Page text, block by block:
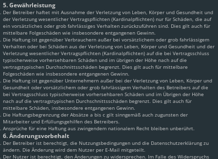
5. Gewährleistung
Der Betreiber haftet mit Ausnahme der Verletzung von Leben, Körper und Gesundheit und
der Verletzung wesentlicher Vertragspflichten (Kardinalpflichten) nur für Schäden, die auf
ein vorsätzliches oder grob fahrlässiges Verhalten zurückzuführen sind. Dies gilt auch für
mittelbare Folgeschäden wie insbesondere entgangenen Gewinn.
Die Haftung ist gegenüber Verbrauchern außer bei vorsätzlichem oder grob fahrlässigem
Verhalten oder bei Schäden aus der Verletzung von Leben, Körper und Gesundheit und der
Verletzung wesentlicher Vertragspflichten (Kardinalpflichten) auf die bei Vertragsschluss
typischerweise vorhersehbaren Schäden und im übrigen der Höhe nach auf die
vertragstypischen Durchschnittsschäden begrenzt. Dies gilt auch für mittelbare
Folgeschäden wie insbesondere entgangenen Gewinn.
Die Haftung ist gegenüber Unternehmern außer bei der Verletzung von Leben, Körper und
Gesundheit oder vorsätzlichem oder grob fahrlässigem Verhalten des Betreibers auf die
bei Vertragsschluss typischerweise vorhersehbaren Schäden und im Übrigen der Höhe
nach auf die vertragstypischen Durchschnittsschäden begrenzt. Dies gilt auch für
mittelbare Schäden, insbesondere entgangenen Gewinn.
Die Haftungsbegrenzung der Absätze a bis c gilt sinngemäß auch zugunsten der
Mitarbeiter und Erfüllungsgehilfen des Betreibers.
Ansprüche für eine Haftung aus zwingendem nationalem Recht bleiben unberührt.
6. Änderungsvorbehalt
Der Betreiber ist berechtigt, die Nutzungsbedingungen und die Datenschutzerklärung zu
ändern. Die Änderung wird dem Nutzer per E-Mail mitgeteilt.
Der Nutzer ist berechtigt, den Änderungen zu widersprechen. Im Falle des Widerspruchs